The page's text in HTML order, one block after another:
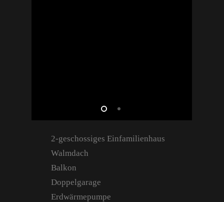
2-geschossiges Einfamilienhaus
Walmdach
Balkon
Doppelgarage
Erdwärmepumpe